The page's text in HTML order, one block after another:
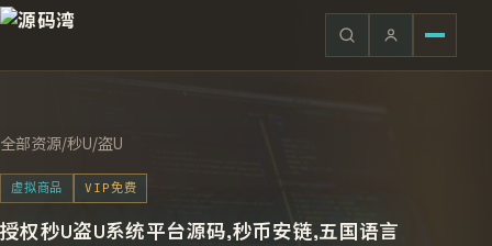
全部资源/秒U/盗U
虚拟商品 VIP免费
授权秒U盗U系统平台源码,秒币安链,五国语言